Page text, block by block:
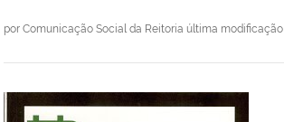
por Comunicação Social da Reitoria última modificação